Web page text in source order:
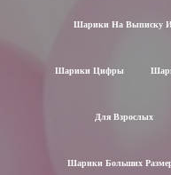
Шарики На Выписку
Шарики Цифры
Для Взрослых
Шарики Больших